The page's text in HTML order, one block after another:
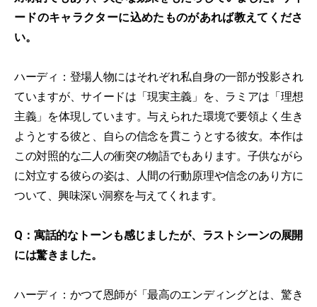
ードのキャラクターに込めたものがあれば教えてくださ
い。
ハーディ：登場人物にはそれぞれ私自身の一部が投影され
ていますが、サイードは「現実主義」を、ラミアは「理想
主義」を体現しています。与えられた環境で要領よく生き
ようとする彼と、自らの信念を貫こうとする彼女。本作は
この対照的な二人の衝突の物語でもあります。子供ながら
に対立する彼らの姿は、人間の行動原理や信念のあり方に
ついて、興味深い洞察を与えてくれます。
Q：寓話的なトーンも感じましたが、ラストシーンの展開
には驚きました。
ハーディ：かつて恩師が「最高のエンディングとは、驚き